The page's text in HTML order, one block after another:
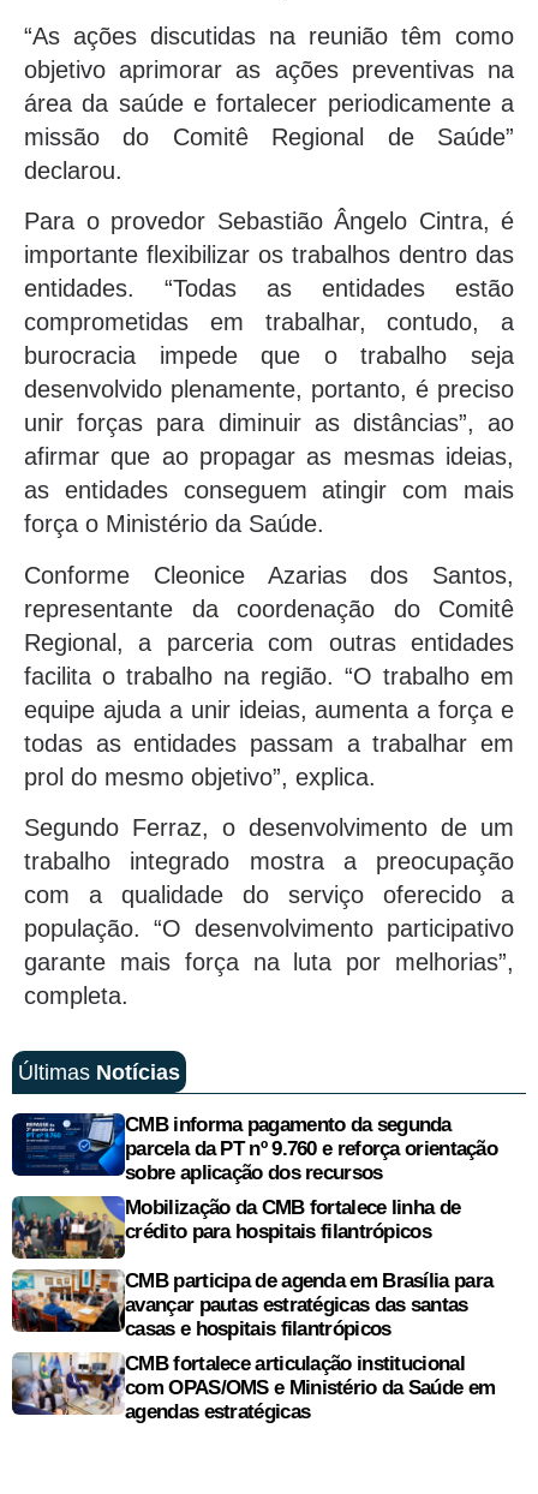
“As ações discutidas na reunião têm como
objetivo aprimorar as ações preventivas na
área da saúde e fortalecer periodicamente a
missão do Comitê Regional de Saúde”
declarou.
Para o provedor Sebastião Ângelo Cintra, é
importante flexibilizar os trabalhos dentro das
entidades. “Todas as entidades estão
comprometidas em trabalhar, contudo, a
burocracia impede que o trabalho seja
desenvolvido plenamente, portanto, é preciso
unir forças para diminuir as distâncias”, ao
afirmar que ao propagar as mesmas ideias,
as entidades conseguem atingir com mais
força o Ministério da Saúde.
Conforme Cleonice Azarias dos Santos,
representante da coordenação do Comitê
Regional, a parceria com outras entidades
facilita o trabalho na região. “O trabalho em
equipe ajuda a unir ideias, aumenta a força e
todas as entidades passam a trabalhar em
prol do mesmo objetivo”, explica.
Segundo Ferraz, o desenvolvimento de um
trabalho integrado mostra a preocupação
com a qualidade do serviço oferecido a
população. “O desenvolvimento participativo
garante mais força na luta por melhorias”,
completa.
Últimas Notícias
CMB informa pagamento da segunda
parcela da PT nº 9.760 e reforça orientação
sobre aplicação dos recursos
Mobilização da CMB fortalece linha de
crédito para hospitais filantrópicos
CMB participa de agenda em Brasília para
avançar pautas estratégicas das santas
casas e hospitais filantrópicos
CMB fortalece articulação institucional
com OPAS/OMS e Ministério da Saúde em
agendas estratégicas